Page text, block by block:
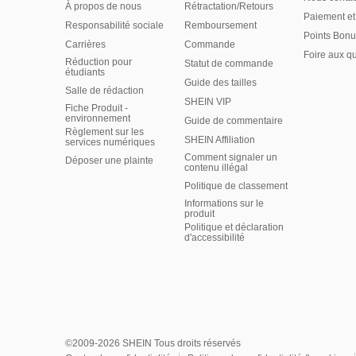
À propos de nous
Responsabilité sociale
Carrières
Réduction pour
étudiants
Salle de rédaction
Fiche Produit -
environnement
Règlement sur les
services numériques
Déposer une plainte
Rétractation/Retours
Remboursement
Commande
Statut de commande
Guide des tailles
SHEIN VIP
Guide de commentaire
SHEIN Affiliation
Comment signaler un
contenu illégal
Politique de classement
Informations sur le
produit
Politique et déclaration
d'accessibilité
Paiement
Points
Foire aux
©2009-2026 SHEIN Tous droits réservés